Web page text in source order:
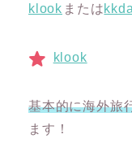
klook または
klook
基本的に海外旅
ます！